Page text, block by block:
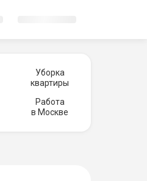
Уборка
квартиры
Работа
в Москве